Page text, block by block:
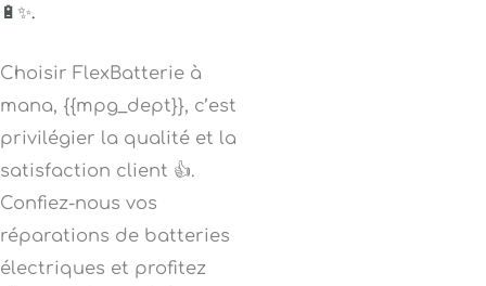
🔋✨.
Choisir FlexBatterie à
mana, {{mpg_dept}}, c’est
privilégier la qualité et la
satisfaction client 👍.
Confiez-nous vos
réparations de batteries
électriques et profitez